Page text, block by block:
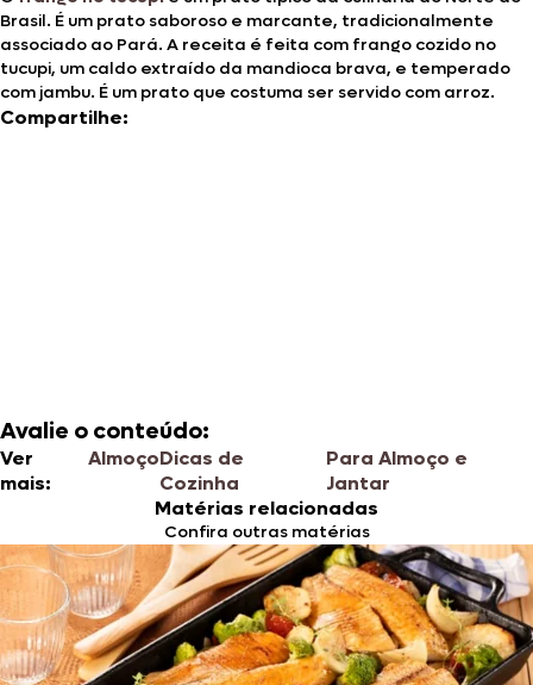
Brasil. É um prato saboroso e marcante, tradicionalmente
associado ao Pará. A receita é feita com frango cozido no
tucupi, um caldo extraído da mandioca brava, e temperado
com jambu. É um prato que costuma ser servido com arroz.
Compartilhe:
Avalie o conteúdo:
Ver
mais:
AlmoçoDicas de
Cozinha
Para Almoço e
Jantar
Matérias relacionadas
Confira outras matérias